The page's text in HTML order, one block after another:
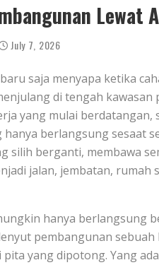
Lewat
July 7, 2026
saja menyapa ketika
di tengah kawasan
yang mulai
hanya berlangsung sesaat
silih berganti, membawa
jalan, jembatan, rumah
hanya berlangsung
pembangunan
yang dipotong. Yang